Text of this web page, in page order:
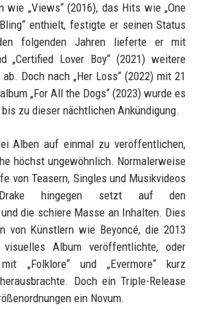
wie „Views“ (2016), das Hits wie „One
enthielt, festigte er seinen Status
folgenden Jahren lieferte er mit
„Certified Lover Boy“ (2021) weitere
Doch nach „Her Loss“ (2022) mit 21
„For All the Dogs“ (2023) wurde es
zu dieser nächtlichen Ankündigung.
Alben auf einmal zu veröffentlichen,
höchst ungewöhnlich. Normalerweise
von Teasern, Singles und Musikvideos
hingegen setzt auf den
die schiere Masse an Inhalten. Dies
von Künstlern wie Beyoncé, die 2013
visuelles Album veröffentlichte, oder
„Folklore“ und „Evermore“ kurz
Doch ein Triple-Release
ein Novum.